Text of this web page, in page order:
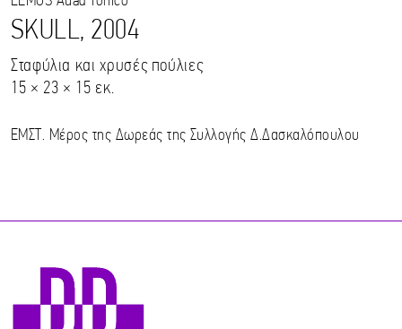
SKULL, 2004
Σταφύλια και χρυσές πούλιες
15 × 23 × 15 εκ.
ΕΜΣΤ. Μέρος της Δωρεάς της Συλλογής Δ.Δασκαλόπουλου